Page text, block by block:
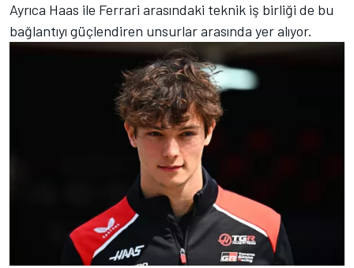
Ayrıca Haas ile Ferrari arasındaki teknik iş birliği de bu
bağlantıyı güçlendiren unsurlar arasında yer alıyor.